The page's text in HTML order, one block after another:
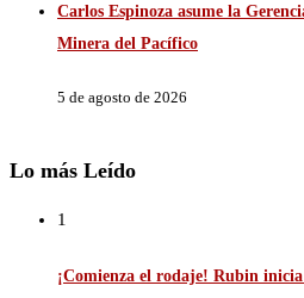
Carlos Espinoza asume la
Minera del Pacífico
5 de agosto de 2026
Lo más Leído
1
¡Comienza el rodaje! Rubin